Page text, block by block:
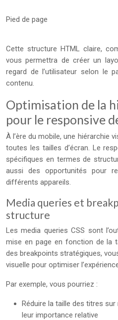
Pied de page
Cette structure HTML claire,
vous permettra de créer un
regard de l’utilisateur selon le
contenu.
Optimisation de la
pour le responsive
À l’ère du mobile, une hiérarchie
toutes les tailles d’écran. Le
spécifiques en termes de
aussi des opportunités pour
différents appareils.
Media queries et
structure
Les media queries CSS sont
mise en page en fonction de la
des breakpoints stratégiques,
visuelle pour optimiser
Par exemple, vous pourriez :
Réduire la taille des titres
leur importance relative